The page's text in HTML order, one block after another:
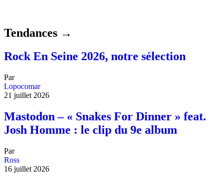
Tendances →
Rock En Seine 2026, notre sélection
Par
Lopocomar
21 juillet 2026
Mastodon – « Snakes For Dinner » feat.
Josh Homme : le clip du 9e album
Par
Ross
16 juillet 2026